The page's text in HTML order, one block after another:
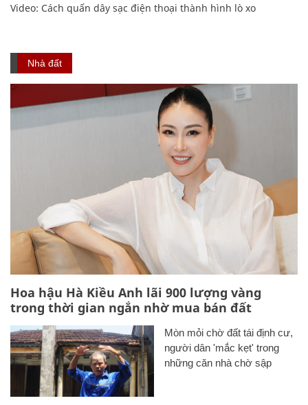
Video: Cách quấn dây sạc điện thoại thành hình lò xo
Nhà đất
Hoa hậu Hà Kiều Anh lãi 900 lượng vàng
trong thời gian ngắn nhờ mua bán đất
Mòn mỏi chờ đất tái định cư,
người dân 'mắc kẹt' trong
những căn nhà chờ sập